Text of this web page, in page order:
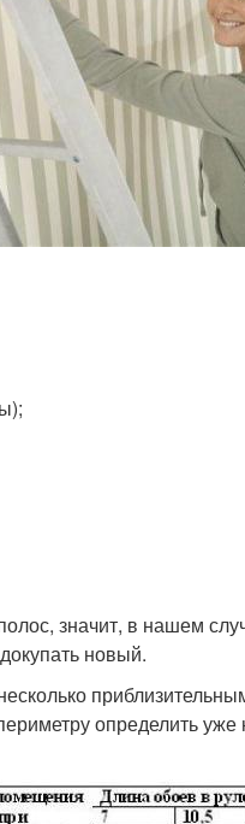
значит, в нашем
новый.
определить